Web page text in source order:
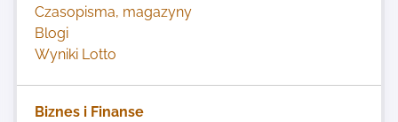
Czasopisma, magazyny
Blogi
Wyniki Lotto
Biznes i Finanse